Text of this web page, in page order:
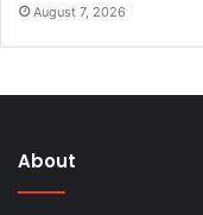
August 7, 2026
About